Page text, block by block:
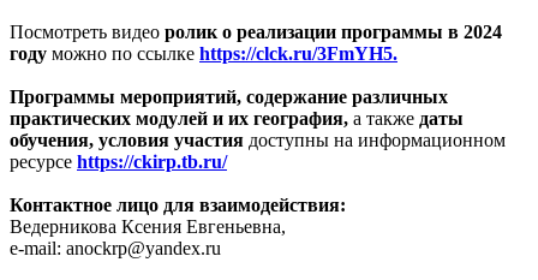
Посмотреть видео ролик о реализации программы в 2024
году можно по ссылке https://clck.ru/3FmYH5.
Программы мероприятий, содержание различных
практических модулей и их география, а также даты
обучения, условия участия доступны на информационном
ресурсе https://ckirp.tb.ru/
Контактное лицо для взаимодействия:
Ведерникова Ксения Евгеньевна,
e-mail: anockrp@yandex.ru